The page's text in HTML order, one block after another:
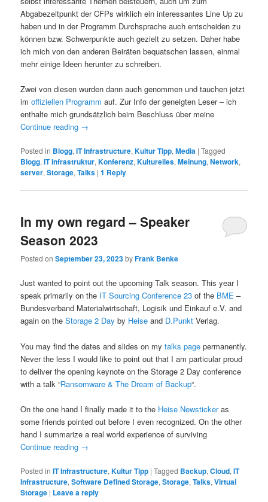
Abgabezeitpunkt der CFPs wirklich ein interessantes Line Up zu
haben und in der Programm Durchsprache auch entscheiden zu
können bzw. Schwerpunkte auch gezielt zu setzen. Daher habe
ich mich von den anderen Beiräten bequatschen lassen, einmal
mehr einige Ideen herunter zu schreiben.
Zwei von diesen wurden dann auch genommen und tauchen jetzt
imoffiziellen Programm auf. Zur Info der geneigten Leser – ich
enthalte mich grundsätzlich beim Beschluss über meine
Continue reading →
Posted in Blogg,IT Infrastructure,Kultur Tipp,Media |Tagged
Blogg,IT Infrastruktur,Konferenz,Kulturelles,Meinung,Network,
server,Storage,Talks |1 Reply
In my own regard – Speaker
Season 2023
Posted onSeptember 23, 2023byFrank Benke
Just wanted to point out the upcoming Talk season. This year I
speak primarily on the IT Sourcing Conference 23 of the BME –
Bundesverband Materialwirtschaft, Logisik und Einkauf e.V. and
again on theStorage 2 Day by Heise and D.Punkt Verlag.
You may find the dates and slides on mytalks page permanently.
Never the less I would like to point out that I am particular proud
to deliver the opening keynote on the Storage 2 Day conference
with a talk “Ransomware & The Dream of Backup“.
On the one hand I finally made it to the Heise Newstickeras
some friends pointed out before I even recognized. On the other
hand I summarize a real world experience of surviving
Continue reading →
Posted in IT Infrastructure,Kultur Tipp |Tagged Backup,Cloud,IT
Infrastructure,Software Defined Storage,Storage,Talks,Virtual
Storage | Leave a reply